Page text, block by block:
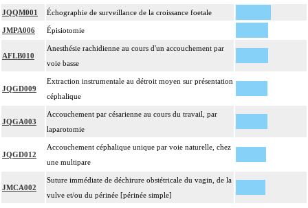
JQQM001 Échographie de surveillance de la croissance foetale
JMPA006 Épisiotomie
AFLB010
Anesthésie rachidienne au cours d'un accouchement par
voie basse
JQGD009
Extraction instrumentale au détroit moyen sur présentation
céphalique
JQGA003
Accouchement par césarienne au cours du travail, par
laparotomie
JQGD012
Accouchement céphalique unique par voie naturelle, chez
une multipare
JMCA002
Suture immédiate de déchirure obstétricale du vagin, de la
vulve et/ou du périnée [périnée simple]